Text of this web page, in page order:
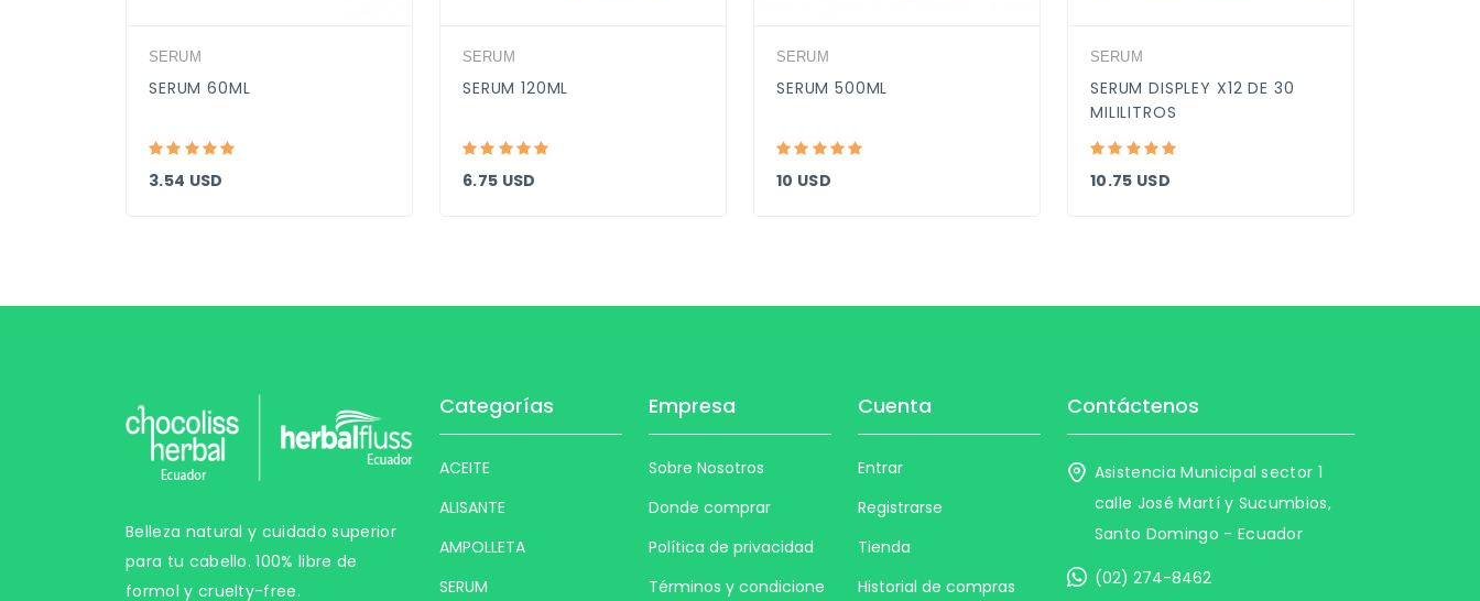
SERUM
SERUM 60ML
3.54 USD
SERUM
SERUM 120ML
6.75 USD
SERUM
SERUM 500ML
10 USD
SERUM
SERUM DISPLEY X12 DE 30
MILILITROS
10.75 USD
Belleza natural y cuidado superior
para tu cabello. 100% libre de
formol y cruelty-free.
Categorías
ACEITE
ALISANTE
AMPOLLETA
SERUM
Empresa
Sobre Nosotros
Donde comprar
Política de privacidad
Términos y condicione
Cuenta
Entrar
Registrarse
Tienda
Historial de compras
Contáctenos
Asistencia Municipal sector 1
calle José Martí y Sucumbios,
Santo Domingo - Ecuador
(02) 274-8462